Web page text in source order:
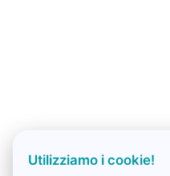
Utilizziamo i cookie!